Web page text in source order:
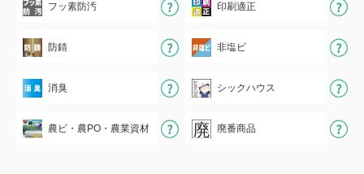
フッ素防汚 印刷適正
防錆 非塩ビ
消臭 シックハウス
農ビ・農PO・農業資材 廃番商品